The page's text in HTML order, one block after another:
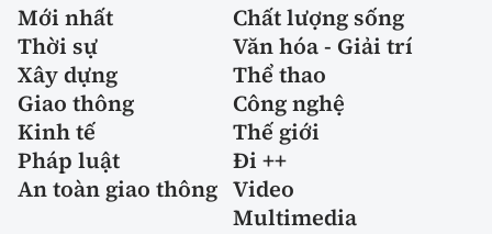
Mới nhất
Chất lượng sống
Thời sự
Văn hóa - Giải trí
Xây dựng
Thể thao
Giao thông
Công nghệ
Kinh tế
Thế giới
Pháp luật
Đi ++
An toàn giao thông Video
Multimedia